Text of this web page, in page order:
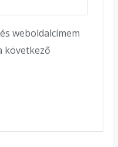
weboldalcímem
következő